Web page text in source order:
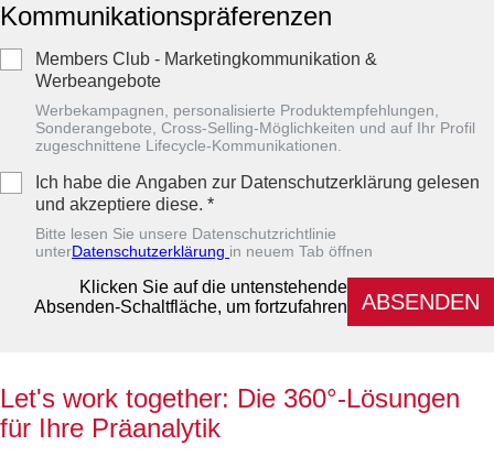
Kommunikationspräferenzen
Members Club - Marketingkommunikation &
Werbeangebote
Werbekampagnen, personalisierte Produktempfehlungen,
Sonderangebote, Cross-Selling-Möglichkeiten und auf Ihr Profil
zugeschnittene Lifecycle-Kommunikationen.
Ich habe die Angaben zur Datenschutzerklärung gelesen
und akzeptiere diese. *
Bitte lesen Sie unsere Datenschutzrichtlinie
unterDatenschutzerklärung in neuem Tab öffnen
Klicken Sie auf die untenstehende
Absenden-Schaltfläche, um fortzufahren
ABSENDEN
Let's work together: Die 360°-Lösungen
für Ihre Präanalytik